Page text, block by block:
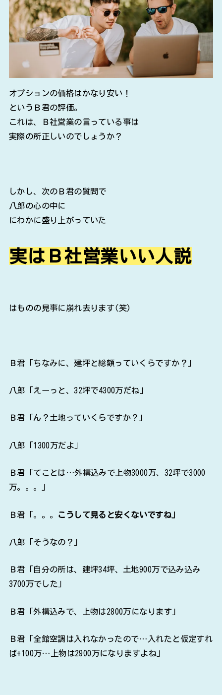
オプションの価格はかなり安い！
というＢ君の評価。
これは、Ｂ社営業の言っている事は
実際の所正しいのでしょうか？
しかし、次のＢ君の質問で
八郎の心の中に
にわかに盛り上がっていた
実はＢ社営業いい人説
はものの見事に崩れ去ります(笑)
Ｂ君「ちなみに、建坪と総額っていくらですか？」
八郎「えーっと、32坪で4300万だね」
Ｂ君「ん？土地っていくらですか？」
八郎「1300万だよ」
Ｂ君「てことは…外構込みで上物3000万、32坪で3000
万。。。」
Ｂ君「。。。 こうして見ると安くないですね」
八郎「そうなの？」
Ｂ君「自分の所は、建坪34坪、土地900万で込み込み
3700万でした」
Ｂ君「外構込みで、上物は2800万になります」
Ｂ君「全館空調は入れなかったので…入れたと仮定すれ
ば+100万…上物は2900万になりますよね」